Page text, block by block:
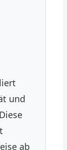
und
ab